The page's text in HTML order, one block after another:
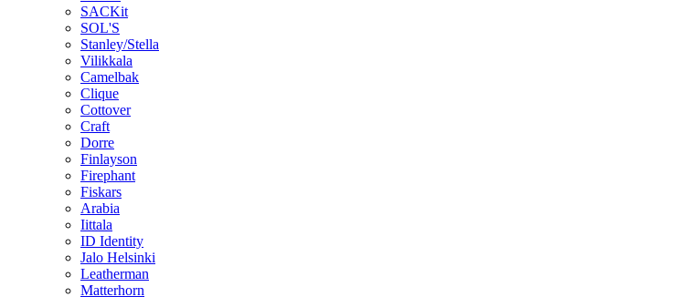
SACKit
SOL'S
Stanley/Stella
Vilikkala
Camelbak
Clique
Cottover
Craft
Dorre
Finlayson
Firephant
Fiskars
Arabia
Iittala
ID Identity
Jalo Helsinki
Leatherman
Matterhorn